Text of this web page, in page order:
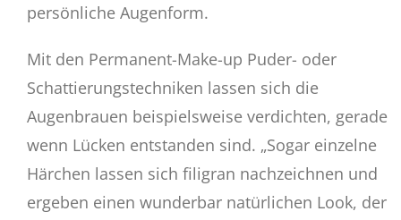
persönliche Augenform.
Mit den Permanent-Make-up Puder- oder
Schattierungstechniken lassen sich die
Augenbrauen beispielsweise verdichten, gerade
wenn Lücken entstanden sind. „Sogar einzelne
Härchen lassen sich filigran nachzeichnen und
ergeben einen wunderbar natürlichen Look, der